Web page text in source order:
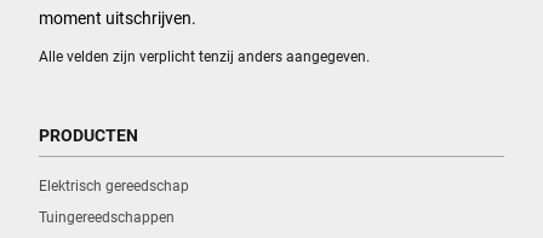
Alle velden zijn verplicht tenzij anders aangegeven.
moment uitschrijven.
PRODUCTEN
Elektrisch gereedschap
Tuingereedschappen